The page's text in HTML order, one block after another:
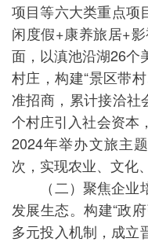
项目等六大类重点项
闲度假+康养旅居+
面，以滇池沿湖26个
村庄，构建“景区带
准招商，累计接洽社
个村庄引入社会资本
2024年举办文旅主
次，实现农业、文化
（二）聚焦企业
发展生态。构建“政
多元投入机制，成立